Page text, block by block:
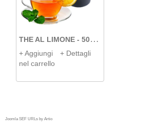
T
HE AL LIMONE - 50 LAVAZZA BLUE
+ Aggiungi
nel carrello
+ Dettagli
Joomla SEF URLs by Artio